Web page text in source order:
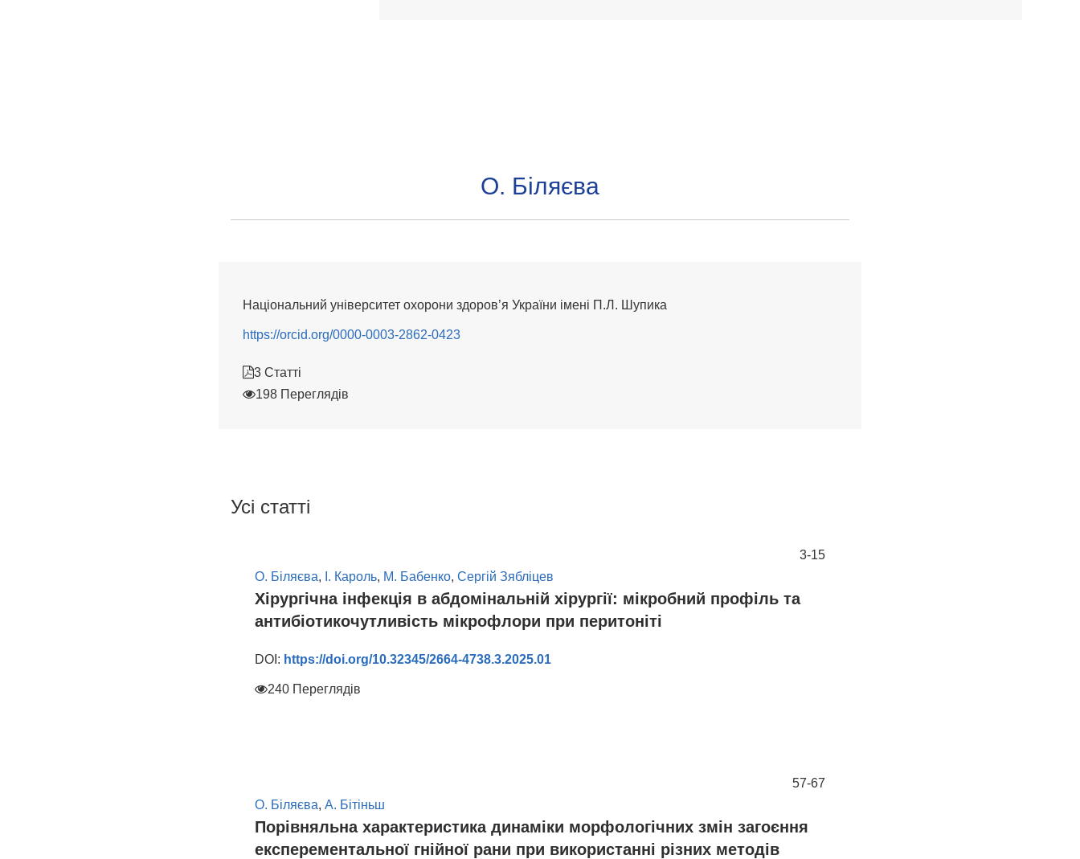
О. Біляєва
Національний університет охорони здоров’я України імені П.Л. Шупика
https://orcid.org/0000-0003-2862-0423
3 Статті
198 Переглядів
Усі статті
3-15
О. Біляєва, І. Кароль, М. Бабенко, Сергій Зябліцев
Хірургічна інфекція в абдомінальній хірургії: мікробний профіль та
антибіотикочутливість мікрофлори при перитоніті
DOI: https://doi.org/10.32345/2664-4738.3.2025.01
240 Переглядів
57-67
О. Біляєва, А. Бітіньш
Порівняльна характеристика динаміки морфологічних змін загоєння
експерементальної гнійної рани при використанні різних методів